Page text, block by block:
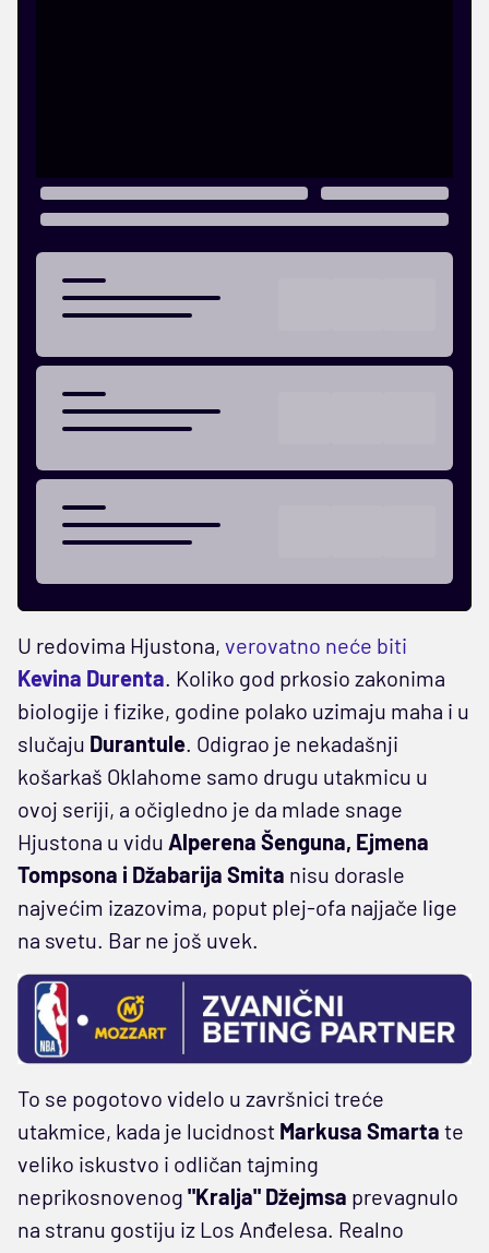
U redovima Hjustona, verovatno neće biti
Kevina Durenta. Koliko god prkosio zakonima
biologije i fizike, godine polako uzimaju maha i u
slučaju Durantule. Odigrao je nekadašnji
košarkaš Oklahome samo drugu utakmicu u
ovoj seriji, a očigledno je da mlade snage
Hjustona u vidu Alperena Šenguna, Ejmena
Tompsona i Džabarija Smita nisu dorasle
najvećim izazovima, poput plej-ofa najjače lige
na svetu. Bar ne još uvek.
To se pogotovo videlo u završnici treće
utakmice, kada je lucidnost Markusa Smarta te
veliko iskustvo i odličan tajming
neprikosnovenog "Kralja" Džejmsa prevagnulo
na stranu gostiju iz Los Anđelesa. Realno